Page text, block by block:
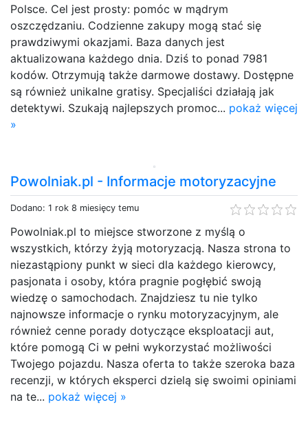
Polsce. Cel jest prosty: pomóc w mądrym
oszczędzaniu. Codzienne zakupy mogą stać się
prawdziwymi okazjami. Baza danych jest
aktualizowana każdego dnia. Dziś to ponad 7981
kodów. Otrzymują także darmowe dostawy. Dostępne
są również unikalne gratisy. Specjaliści działają jak
detektywi. Szukają najlepszych promoc... pokaż więcej
»
Powolniak.pl - Informacje motoryzacyjne
Dodano: 1 rok 8 miesięcy temu
Powolniak.pl to miejsce stworzone z myślą o
wszystkich, którzy żyją motoryzacją. Nasza strona to
niezastąpiony punkt w sieci dla każdego kierowcy,
pasjonata i osoby, która pragnie pogłębić swoją
wiedzę o samochodach. Znajdziesz tu nie tylko
najnowsze informacje o rynku motoryzacyjnym, ale
również cenne porady dotyczące eksploatacji aut,
które pomogą Ci w pełni wykorzystać możliwości
Twojego pojazdu. Nasza oferta to także szeroka baza
recenzji, w których eksperci dzielą się swoimi opiniami
na te... pokaż więcej »